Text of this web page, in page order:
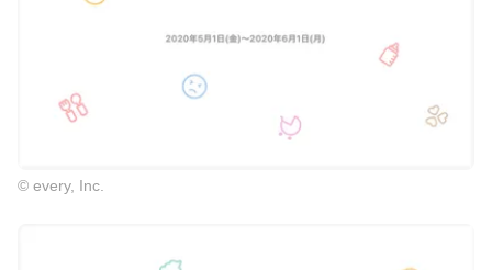
© every, Inc.